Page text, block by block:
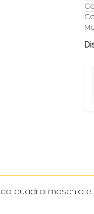
quadro maschio e